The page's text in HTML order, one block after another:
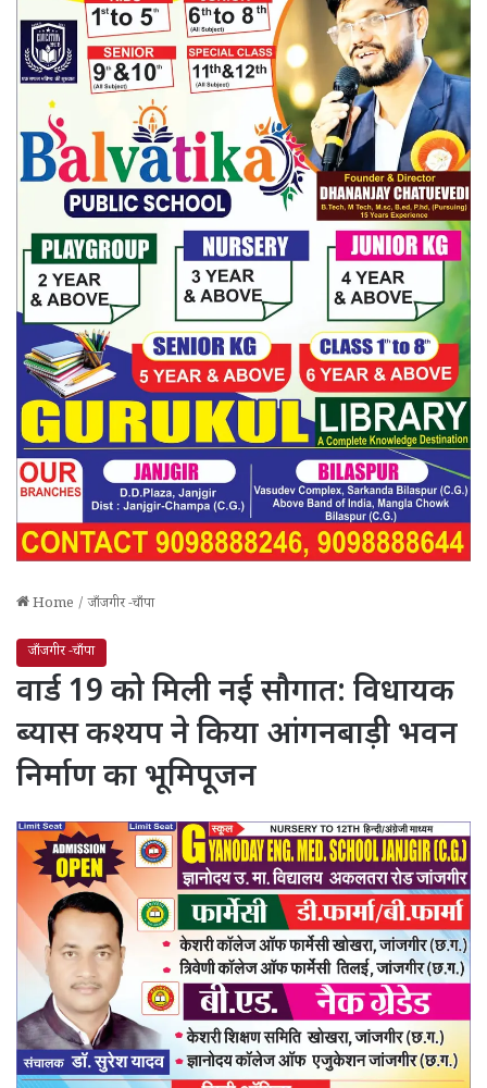
Home / जाँजगीर -चाँपा
जाँजगीर -चाँपा
वार्ड 19 को मिली नई सौगात: विधायक
ब्यास कश्यप ने किया आंगनबाड़ी भवन
निर्माण का भूमिपूजन